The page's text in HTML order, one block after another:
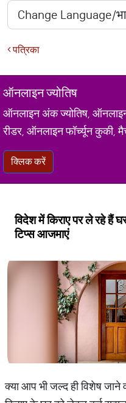
पत्रिका
ऑनलाइन ज्योतिष
ऑनलाइन अंक ज्योतिष,
रीडर, ऑनलाइन फॉर्च्यून कुकी,
क्लिक करें
विदेश में किराए पर ले रहे हैं
टिप्स आजमाएं
क्या आप भी जल्द ही विशेष